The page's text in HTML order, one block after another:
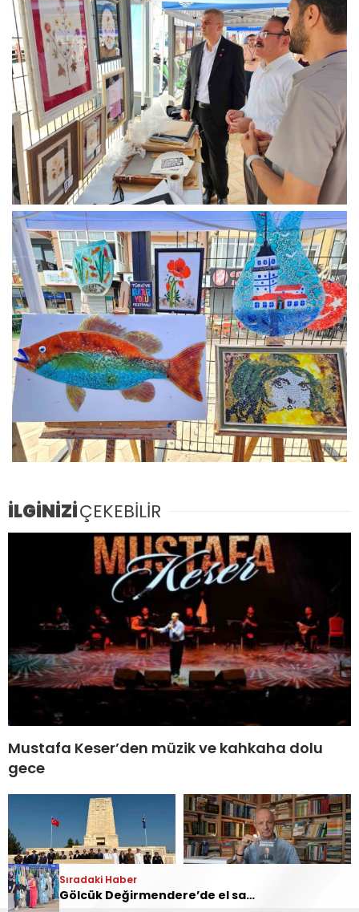
Sıradaki Haber
Gölcük Değirmendere’de el sanatları rüzgarı esiyor
İLGİNİZİÇEKEBİLİR
Mustafa Keser’den müzik ve kahkaha dolu
gece